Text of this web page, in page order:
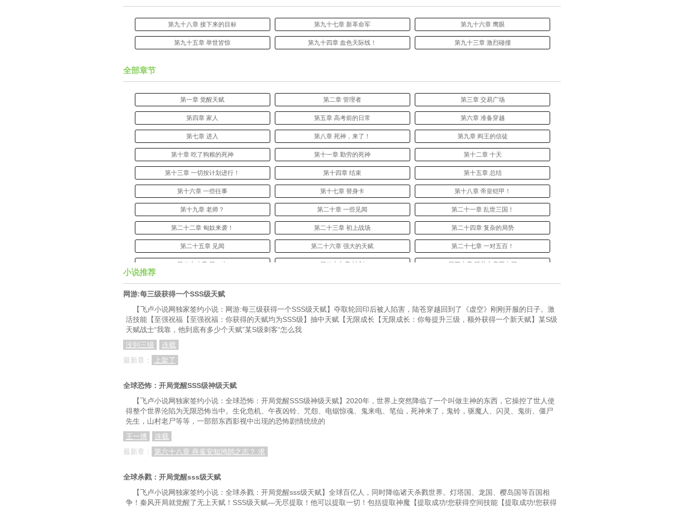
第九十八章 接下来的目标 第九十七章 新革命军 第九十六章 鹰眼
第九十五章 举世皆惊 第九十四章 血色天际线！ 第九十三章 激烈碰撞
全部章节
第一章 觉醒天赋 第二章 管理者 第三章 交易广场
第四章 家人 第五章 高考前的日常 第六章 准备穿越
第七章 进入 第八章 死神，来了！ 第九章 阎王的信徒
第十章 吃了狗粮的死神 第十一章 勤劳的死神 第十二章 十天
第十三章 一切按计划进行！ 第十四章 结束 第十五章 总结
第十六章 一些往事 第十七章 替身卡 第十八章 帝皇铠甲！
第十九章 老师？ 第二十章 一些见闻 第二十一章 乱世三国！
第二十二章 匈奴来袭！ 第二十三章 初上战场 第二十四章 复杂的局势
第二十五章 见闻 第二十六章 强大的天赋 第二十七章 一对五百！
第二十八章 第一次 第二十九章 计划 第三十章 醉翁之意不在酒
第三十一章 以牙还牙，以血还血！ 第三十二章 物尽其用，人尽其能 第三十三章 十比一，怎么输？
第三十七章 边境太平的希望！ 第三十八章 怎么敢的呀？ 第三十九章 破阵、擒王、夺旗！
第四十三章 无事发生
第五十二章 两极反转 第五十三章 明知山有虎，偏向虎山行 第五十四章 阴影里的剑
第五十八章 终了
第六十七章 美味的异族 第六十八章 出海 第六十九章 伟大航路
小说推荐
网游:每三级获得一个SSS级天赋
【飞卢小说网独家签约小说：网游:每三级获得一个SSS级天赋】夺取轮回印后被人陷害，陆苍穿越回到了《虚空》刚刚开服的日子。激
活技能【至强祝福【至强祝福：你获得的天赋均为SSS级】抽中天赋【无限成长【无限成长：你每提升三级，额外获得一个新天赋】某S级
天赋战士“我靠，他到底有多少个天赋”某S级刺客“怎么我
没到三级
连载
最新章：
上架了
全球恐怖：开局觉醒SSS级神级天赋
【飞卢小说网独家签约小说：全球恐怖：开局觉醒SSS级神级天赋】2020年，世界上突然降临了一个叫做主神的东西，它操控了世人使
得整个世界沦陷为无限恐怖当中。生化危机、午夜凶铃、咒怨、电锯惊魂、鬼来电、笔仙，死神来了，鬼铃，驱魔人、闪灵、鬼街、僵尸
先生，山村老尸等等，一部部东西影视中出现的恐怖剧情统统的
王一博
连载
最新章：
第六十八章 燕雀安知鸿鹄之志？ 求
全球杀戮：开局觉醒sss级天赋
【飞卢小说网独家签约小说：全球杀戮：开局觉醒sss级天赋】全球百亿人，同时降临诸天杀戮世界。灯塔国、龙国、樱岛国等百国相
争！秦风开局就觉醒了无上天赋！SSS级天赋—无尽提取！他可以提取一切！包括提取神魔【提取成功!您获得空间技能【提取成功!您获得